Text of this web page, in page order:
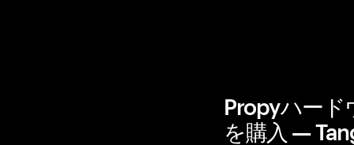
Propyハード
を購入 —